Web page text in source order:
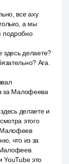
все аху
а мы
подробно
здесь делаете?
Ага.
за Малофеева
делаете и
этого
Малофеев
что из за
YouTube это